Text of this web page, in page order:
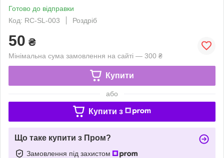
Готово до відправки
Код: RC-SL-003
Роздріб
50 ₴
Мінімальна сума замовлення на сайті — 300 ₴
Купити
або
Купити з
Що таке купити з Пром?
Замовлення під захистом